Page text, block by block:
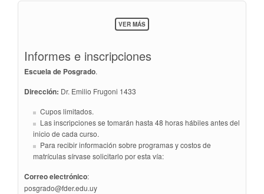
FEBRERO
VER MÁSSOBRE
ESCUELA
>
Informes e inscripciones
Escuela de Posgrado.
Dirección: Dr. Emilio Frugoni 1433
Cupos limitados.
Las inscripciones se tomarán hasta 48 horas hábiles antes del
inicio de cada curso.
Para recibir información sobre programas y costos de
matrículas sírvase solicitarlo por esta vía:
Correo electrónico:
@